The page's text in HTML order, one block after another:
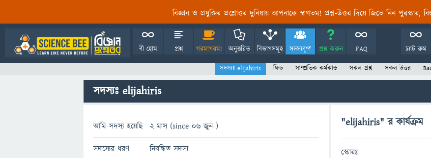
বিজ্ঞান ও প্রযুক্তির প্রশ্নোত্তর দুনিয়ায় আপনাকে স্বাগতম! প্রশ্ন-উত্তর দিয়ে জিতে নিন পুরস্কার,
বী হোম প্রশ্ন গরমাগরম! অনুত্তরিত বিভাগসমূহ সদস্যবৃন্দ প্রশ্ন করুন FAQ চ্যাট রুম
সদস্যঃ elijahiris ফিড সাম্প্রতিক কর্মকান্ড সকল প্রশ্ন সকল উত্তর
সদস্যঃ elijahiris
আমি সদস্য হয়েছি 2 মাস (since 06 জুন )
সদস্যের ধরণ নিবন্ধিত সদস্য
"elijahiris" র কার্যক্রম
স্কোরঃ